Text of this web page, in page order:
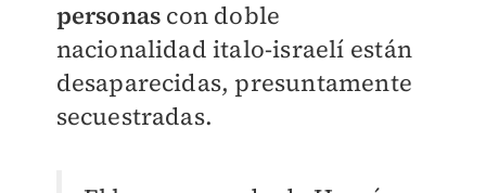
personas con doble
nacionalidad italo-israelí están
desaparecidas, presuntamente
secuestradas.